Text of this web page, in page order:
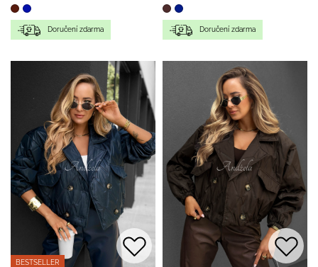
Doručení zdarma Doručení zdarma
BESTSELLER